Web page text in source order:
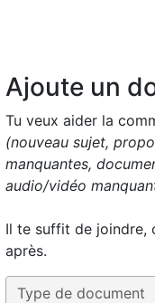
Ajoute un
Tu veux aider la
(nouveau sujet,
manquantes,
audio/vidéo
Il te suffit de joindre,
après.
Type de document